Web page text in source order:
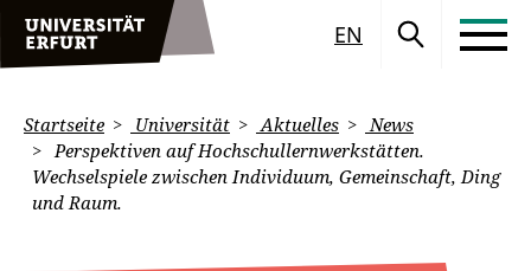
EN
Startseite Universität Aktuelles
News
Perspektiven auf Hochschullernwerkstätten.
Wechselspiele zwischen Individuum, Gemeinschaft, Ding
und Raum.